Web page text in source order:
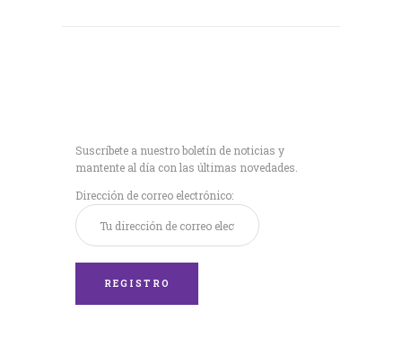
Suscríbete a nuestro boletín de noticias y
mantente al día con las últimas novedades.
Dirección de correo electrónico: